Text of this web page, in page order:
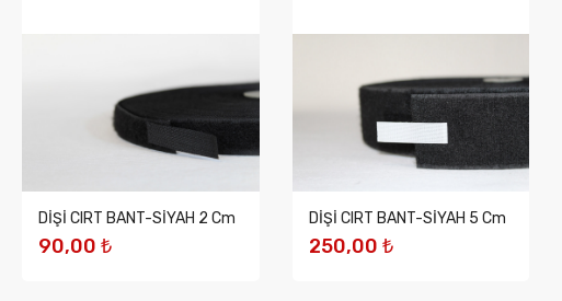
DİŞİ CIRT BANT-SİYAH 2 Cm
90,00 ₺
DİŞİ CIRT BANT-SİYAH 5 Cm
250,00 ₺